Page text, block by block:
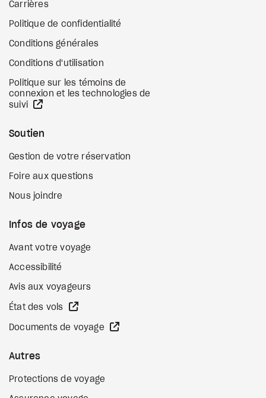
Carrières
Politique de confidentialité
Conditions générales
Conditions d'utilisation
Politique sur les témoins de
connexion et les technologies de
suivi
Soutien
Gestion de votre réservation
Foire aux questions
Nous joindre
Infos de voyage
Avant votre voyage
Accessibilité
Avis aux voyageurs
État des vols
Documents de voyage
Autres
Protections de voyage